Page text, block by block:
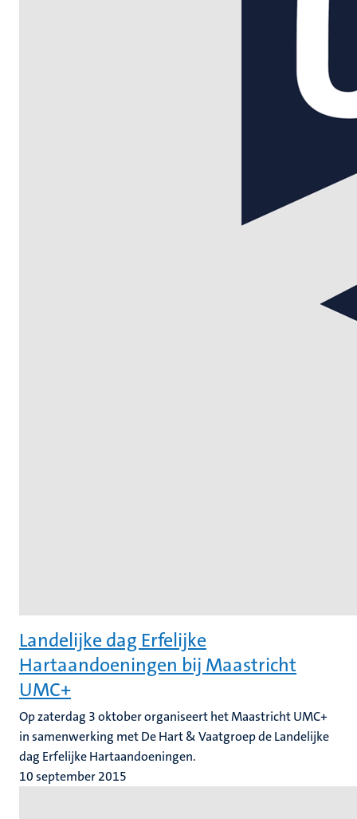
Landelijke dag Erfelijke
Hartaandoeningen bij Maastricht
UMC+
Op zaterdag 3 oktober organiseert het Maastricht UMC+
in samenwerking met De Hart & Vaatgroep de Landelijke
dag Erfelijke Hartaandoeningen.
10 september 2015